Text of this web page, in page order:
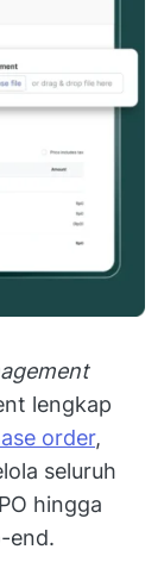
lengkap
order,
seluruh
hingga
end.